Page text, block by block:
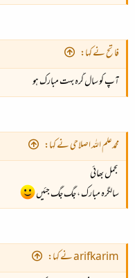
فاتح نے کہا:
آپ کو سال گرہ بہت مبارک ہو
محمدعلم اللہ اصلاحی نے کہا:
تجمل بھائی
سالگرہ مبارک ، جگ جگ جئیں
arifkarim نے کہا: